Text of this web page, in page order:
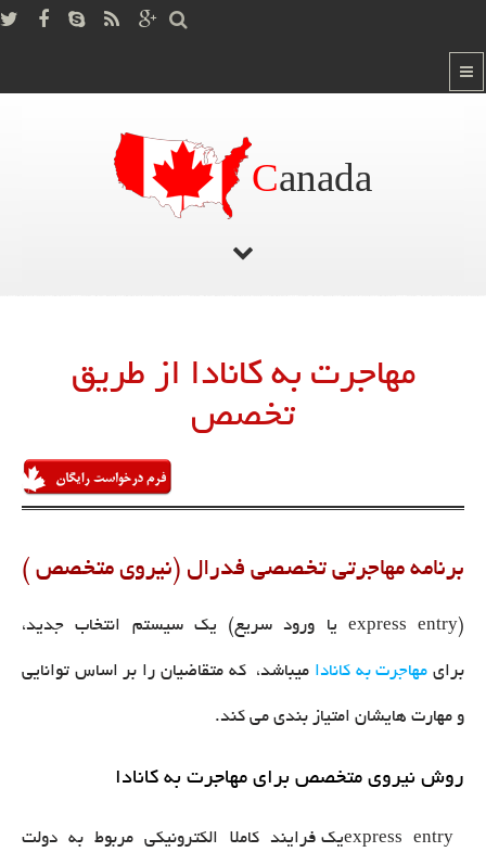
Canada
مهاجرت به کانادا از طریق
تخصص
برنامه مهاجرتی تخصصی فدرال (نیروی متخصص )
(express entry یا ورود سریع) یک سیستم انتخاب جدید،
برای مهاجرت به کانادا میباشد، که متقاضیان را بر اساس توانایی
و مهارت هایشان امتیاز بندی می کند.
روش نیروی متخصص برای مهاجرت به کانادا
express entryیک فرایند کاملا الکترونیکی مربوط به دولت